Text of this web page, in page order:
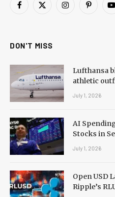
Facebook
X
InstagramPinterest
DON'T MISS
Lufthansa
athletic
July 1, 2026
AI
Stocks in
July 1, 2026
Open USD
Ripple’s